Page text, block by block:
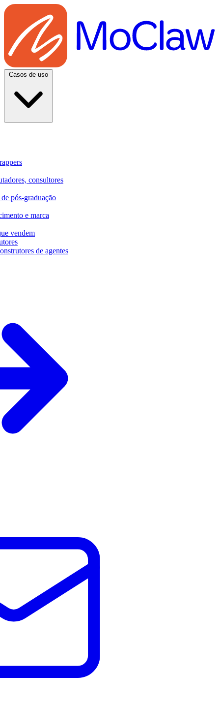
consultores
pós-graduação
e marca
vendem
de agentes